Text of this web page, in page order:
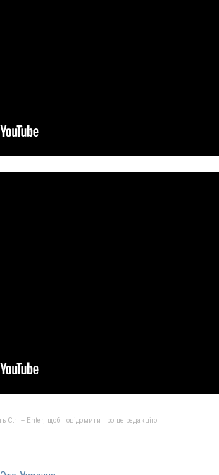
Ctrl + Enter, щоб повідомити про це редакцію